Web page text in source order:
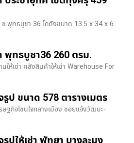
ซ.พุทธบูชา 36 โกดังขนาด 13.5 x 34 x 6
พุทธบูชา36 260 ตรม.
นให้เช่า คลังสินค้าให้เช่า Warehouse For
รูป ขนาด 578 ตารางเมตร
ฐกิจโซนใจกลางเมือง ซอยแจ้งวัฒนะ-